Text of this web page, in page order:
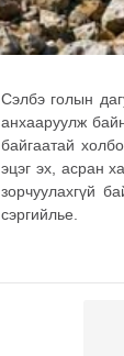
Сэлбэ голын
анхааруулж
байгаатай
эцэг эх, асран
зорчуулахгүй
сэргийлье.